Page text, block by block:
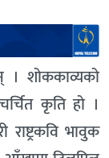
शोककाव्यको
कृति हो ।
राष्ट्रकवि भावुक